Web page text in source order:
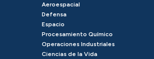
Aeroespacial
Defensa
Espacio
Procesamiento Químico
Operaciones Industriales
Ciencias de la Vida